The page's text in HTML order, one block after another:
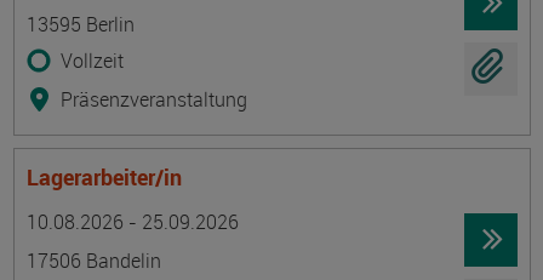
13595 Berlin
Vollzeit
Präsenzveranstaltung
Lagerarbeiter/in
10.08.2026 - 25.09.2026
17506 Bandelin